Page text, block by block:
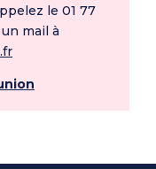
le 01 77
mail à